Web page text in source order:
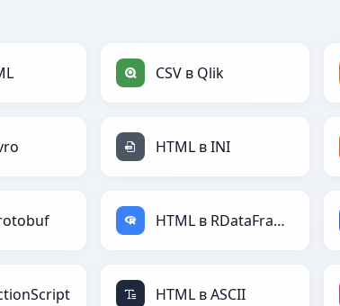
CSV в Qlik
HTML в INI
HTML в RDataFrame
HTML в ASCII